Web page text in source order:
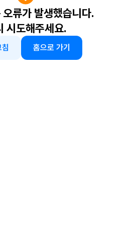
오류가 발생했습니다.
시도해주세요.
홈으로 가기